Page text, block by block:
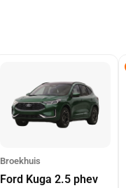
Broekhuis
Ford Kuga 2.5 phev